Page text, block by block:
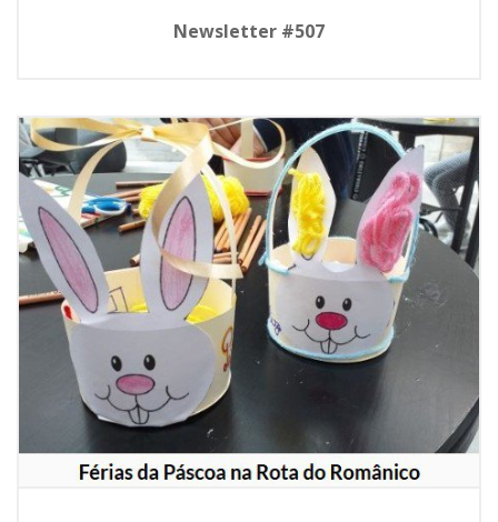
Newsletter #507